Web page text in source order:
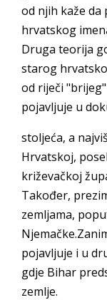
od njih kaže
hrvatskog
Druga teorija
starog
od riječi
pojavljuje u
stoljeća, a
Hrvatskoj,
križevačkoj
Također,
zemljama,
pojavljuje i u
gdje Bihar
zemlje.